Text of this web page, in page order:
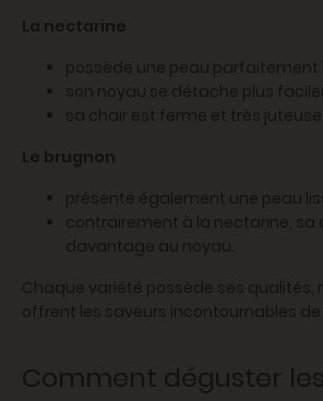
La nectarine
possède une peau parfaitement
son noyau se détache plus
sa chair est ferme et très juteuse.
Le brugnon
présente également une peau
contrairement à la nectarine, sa
davantage au noyau.
Chaque variété possède ses qualités,
offrent les saveurs incontournables de
Comment déguster